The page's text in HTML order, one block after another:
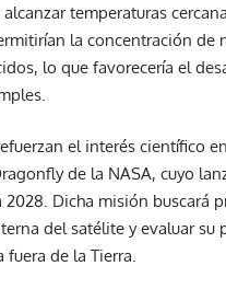
temperaturas
la concentración de
lo que favorecería el
el interés científico
de la NASA, cuyo
2028. Dicha misión buscará
del satélite y evaluar su
fuera de la Tierra.